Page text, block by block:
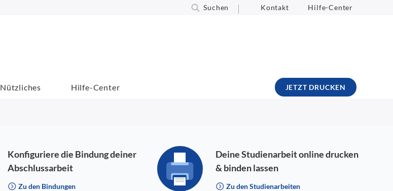
Suchen Kontakt Hilfe-Center
Nützliches Hilfe-Center JETZT DRUCKEN
Konfiguriere die Bindung deiner
Abschlussarbeit
Zu den Bindungen
Deine Studienarbeit online drucken
& binden lassen
Zu den Studienarbeiten